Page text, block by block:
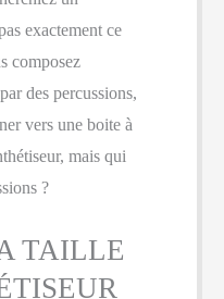
exactement ce
composez
des percussions,
vers une boite à
mais qui
?
TAILLE